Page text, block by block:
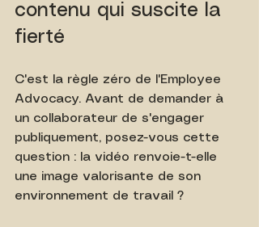
contenu qui suscite la
fierté
C'est la règle zéro de l'Employee
Advocacy. Avant de demander à
un collaborateur de s'engager
publiquement, posez-vous cette
question : la vidéo renvoie-t-elle
une image valorisante de son
environnement de travail ?